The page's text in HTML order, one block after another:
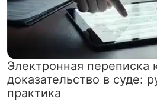
Электронная переписка
доказательство в суде:
практика